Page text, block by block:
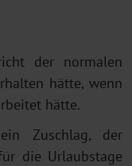
der normalen
hätte, wenn
hätte.
Zuschlag, der
die Urlaubstage